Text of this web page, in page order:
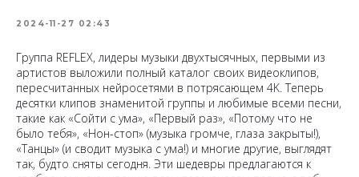
2024-11-27 02:43
Группа REFLEX, лидеры музыки двухтысячных, первыми из
артистов выложили полный каталог своих видеоклипов,
пересчитанных нейросетями в потрясающем 4K. Теперь
десятки клипов знаменитой группы и любимые всеми песни,
такие как «Сойти с ума», «Первый раз», «Потому что не
было тебя», «Нон-стоп» (музыка громче, глаза закрыты!),
«Танцы» (и сводит музыка с ума!) и многие другие, выглядят
так, будто сняты сегодня. Эти шедевры предлагаются к